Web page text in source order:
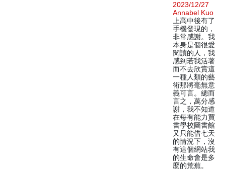
2023/12/27
Annabel Kuo
上高中後有了
手機發現的，
非常感謝。我
本身是個很愛
閱讀的人，我
感到若我活著
而不去欣賞這
一種人類的藝
術那將毫無意
義可言。總而
言之，萬分感
謝，我不知道
在每有能力買
書學校圖書館
又只能借七天
的情況下，沒
有這個網站我
的生命會是多
麼的荒蕪。